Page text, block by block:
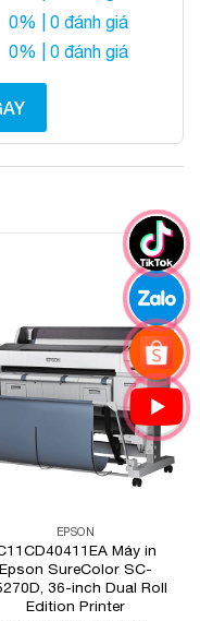
0% | 0 đánh giá
0% | 0 đánh giá
Add to
Wishlist
EPSON
Máy in
Epson SureColor SC-
36-inch Dual Roll
Edition Printer